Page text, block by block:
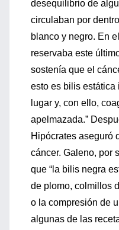
desequilibrio de
circulaban por
blanco y negro. En
reservaba este
sostenía que el
esto es bilis estática
lugar y, con ello,
apelmazada.”
Hipócrates aseguró
cáncer. Galeno, por
que “la bilis negra
de plomo, colmillos
o la compresión de
algunas de las